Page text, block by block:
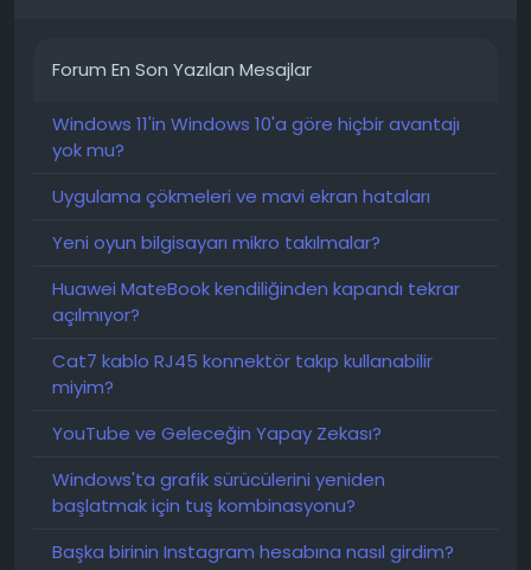
Forum En Son Yazılan Mesajlar
Windows 11'in Windows 10'a göre hiçbir avantajı
yok mu?
Uygulama çökmeleri ve mavi ekran hataları
Yeni oyun bilgisayarı mikro takılmalar?
Huawei MateBook kendiliğinden kapandı tekrar
açılmıyor?
Cat7 kablo RJ45 konnektör takıp kullanabilir
miyim?
YouTube ve Geleceğin Yapay Zekası?
Windows'ta grafik sürücülerini yeniden
başlatmak için tuş kombinasyonu?
Başka birinin Instagram hesabına nasıl girdim?